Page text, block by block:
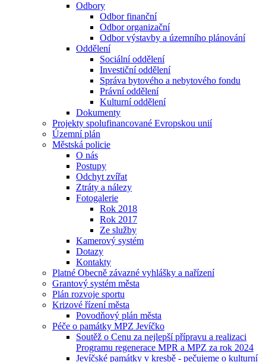
Odbory
Odbor finanční
Odbor organizační
Odbor výstavby a územního plánování
Oddělení
Sociální oddělení
Investiční oddělení
Správa bytového a nebytového fondu
Právní oddělení
Kulturní oddělení
Dokumenty
Projekty spolufinancované Evropskou unií
Územní plán
Městská policie
O nás
Postupy
Odchyt zvířat
Ztráty a nálezy
Fotogalerie
Rok 2018
Rok 2017
Ze služby
Kamerový systém
Dotazy
Kontakty
Platné Obecně závazné vyhlášky a nařízení
Grantový systém města
Plán rozvoje sportu
Krizové řízení města
Povodňový plán města
Péče o památky MPZ Jevíčko
Soutěž o Cenu za nejlepší přípravu a realizaci
Programu regenerace MPR a MPZ za rok 2024
Jevíčské památky v kresbě - pečujeme o kulturní